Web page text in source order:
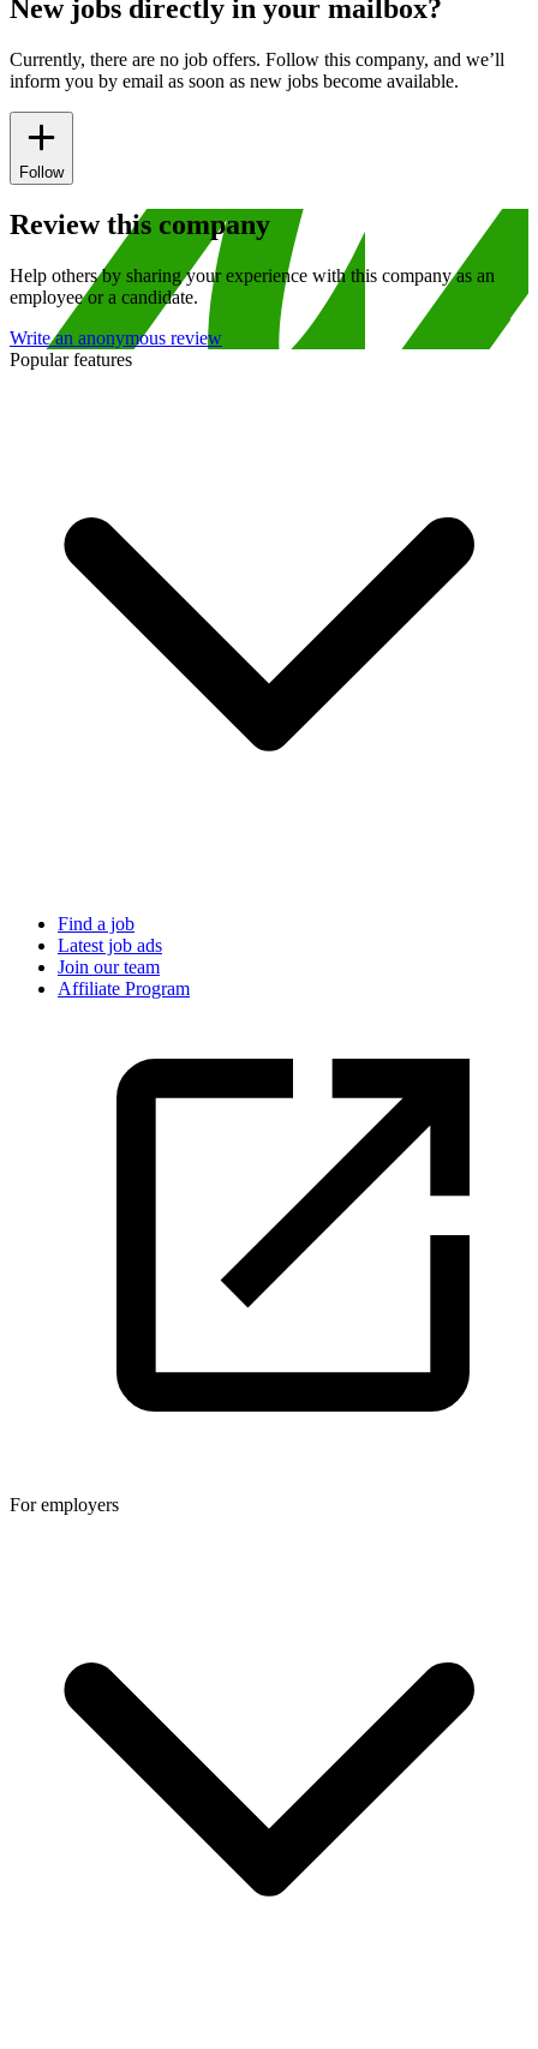
New jobs directly in your mailbox?
Currently, there are no job offers. Follow this company, and we’ll
inform you by email as soon as new jobs become available.
Follow
Review this company
Help others by sharing your experience with this company as an
employee or a candidate.
Write an anonymous review
Popular features
Find a job
Latest job ads
Join our team
Affiliate Program
For employers